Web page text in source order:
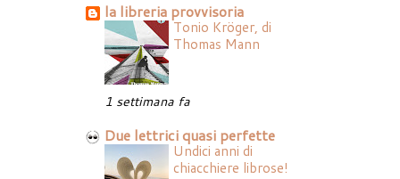
la libreria provvisoria
Tonio Kröger, di
Thomas Mann
1 settimana fa
Due lettrici quasi perfette
Undici anni di
chiacchiere librose!